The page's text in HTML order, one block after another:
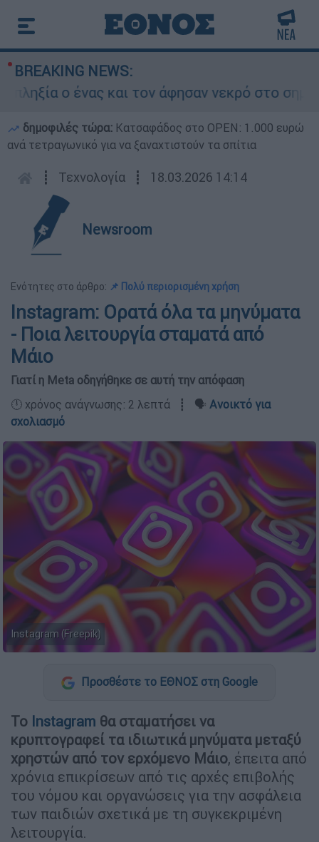
BREAKING NEWS:
ο ένας και τον άφησαν νεκρό στο σημείο
δημοφιλές τώρα: Κατσαφάδος στο OPEN: 1.000 ευρώ
ανά τετραγωνικό για να ξαναχτιστούν τα σπίτια
┋ Τεχνολογία ┋ 18.03.2026 14:14
Newsroom
Ενότητες στο άρθρο: 📌 Πολύ περιορισμένη χρήση
Instagram: Ορατά όλα τα μηνύματα
- Ποια λειτουργία σταματά από
Μάιο
Γιατί η Meta οδηγήθηκε σε αυτή την απόφαση
🕛 χρόνος ανάγνωσης: 2 λεπτά ┋ 🗣️ Ανοικτό για
σχολιασμό
Instagram (Freepik)
Προσθέστε το ΕΘΝΟΣ στη Google
Το Instagram θα σταματήσει να
κρυπτογραφεί τα ιδιωτικά μηνύματα μεταξύ
χρηστών από τον ερχόμενο Μάιο, έπειτα από
χρόνια επικρίσεων από τις αρχές επιβολής
του νόμου και οργανώσεις για την ασφάλεια
των παιδιών σχετικά με τη συγκεκριμένη
λειτουργία.